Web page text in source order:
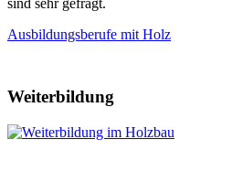
sind sehr gefragt.
Ausbildungsberufe mit Holz
Weiterbildung